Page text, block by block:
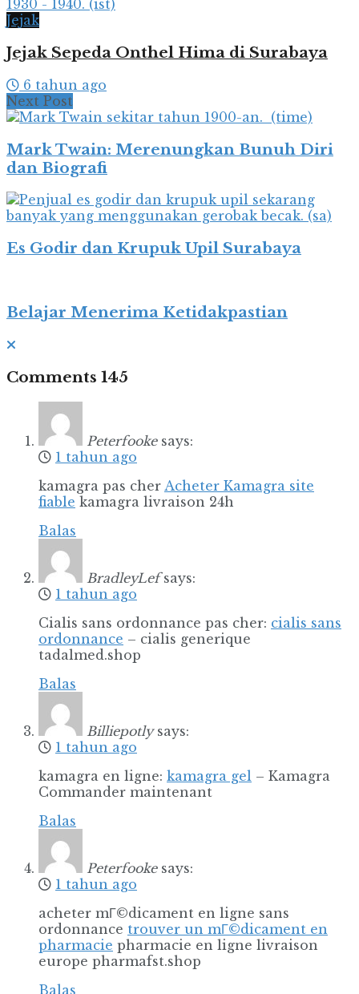
Jejak
Jejak Sepeda Onthel Hima di Surabaya
6 tahun ago
Next Post
Mark Twain: Merenungkan Bunuh Diri
dan Biografi
Es Godir dan Krupuk Upil Surabaya
Belajar Menerima Ketidakpastian
Comments 145
Peterfooke says:
1 tahun ago
kamagra pas cher Acheter Kamagra site
fiable kamagra livraison 24h
Balas
BradleyLef says:
1 tahun ago
Cialis sans ordonnance pas cher: cialis sans
ordonnance – cialis generique
tadalmed.shop
Balas
Billiepotly says:
1 tahun ago
kamagra en ligne: kamagra gel – Kamagra
Commander maintenant
Balas
Peterfooke says:
1 tahun ago
acheter mГ©dicament en ligne sans
ordonnance trouver un mГ©dicament en
pharmacie pharmacie en ligne livraison
europe pharmafst.shop
Balas